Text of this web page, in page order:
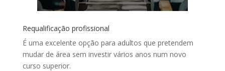
Requalificação profissional
É uma excelente opção para adultos que pretendem
mudar de área sem investir vários anos num novo
curso superior.